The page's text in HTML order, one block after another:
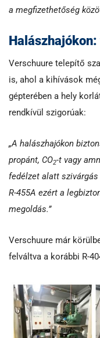
a megfizethetőség
Verschuure telepítő
is, ahol a kihívások
gépterében a hely
rendkívül szigorúak:
„A halászhajókon
propánt, CO2-t vagy
fedélzet alatt
R-455A ezért a
megoldás.”
Verschuure már
felváltva a korábbi R-